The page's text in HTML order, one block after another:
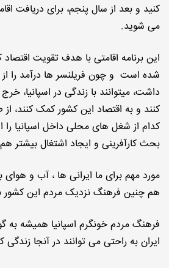
کنید و بعد از سال پنجم، برای دریافت
می شوید.
این برنامه اقامتی با هدف تقویت اقتصاد
شده است و چون فریلنسر ها درآمد را
داشت، میتوانند با زندگی در اسپانیا،
کنند و به اقتصاد این کشور کمک کنند،
کدام از شغل های محلی داخل اسپانیا
بحث کارآفرینی و ایجاد اشتغال بیشتر
مورد مهم برای ما ایرانی ها ، آب و
هم چنین فرهنگ نزدیک مردم این
فرهنگ مردم خونگرم اسپانیا همیشه به
ایران به راحتی می توانند در آنجا زندگی